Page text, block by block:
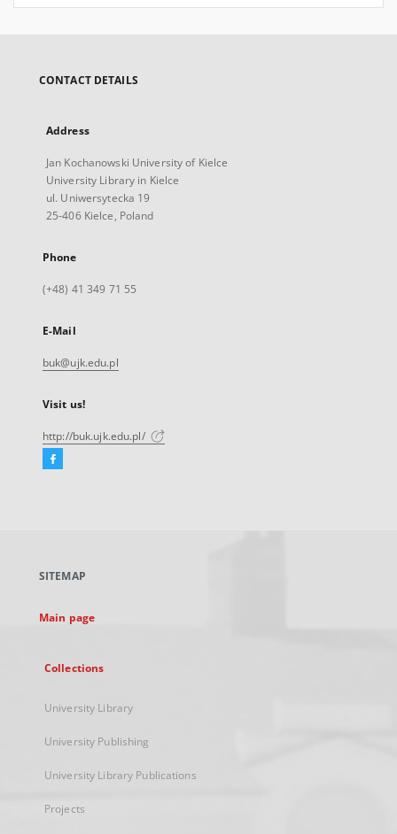
CONTACT DETAILS
Address
Jan Kochanowski University of Kielce
University Library in Kielce
ul. Uniwersytecka 19
25-406 Kielce, Poland
Phone
(+48) 41 349 71 55
E-Mail
buk@ujk.edu.pl
Visit us!
http://buk.ujk.edu.pl/
Facebook
new
SITEMAP
Main page
Collections
University Library
University Publishing
University Library Publications
Projects